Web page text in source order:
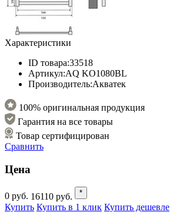
Характеристики
ID товара:33518
Артикул:AQ KO1080BL
Производитель:Акватек
100% оригинальная продукция
Гарантия на все товары
Товар сертифицирован
Сравнить
Цена
0 руб. 16110 руб. *
Купить Купить в 1 клик Купить дешевле